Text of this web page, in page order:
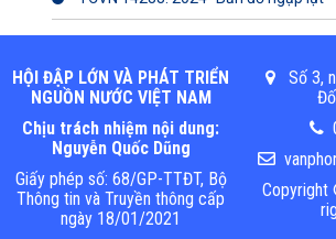
HỘI ĐẬP LỚN VÀ PHÁT TRIỂN
NGUỒN NƯỚC VIỆT NAM
Chịu trách nhiệm nội dung:
Nguyễn Quốc Dũng
Giấy phép số: 68/GP-TTĐT, Bộ
Thông tin và Truyền thông cấp
ngày 18/01/2021
Số 3,
Copyright